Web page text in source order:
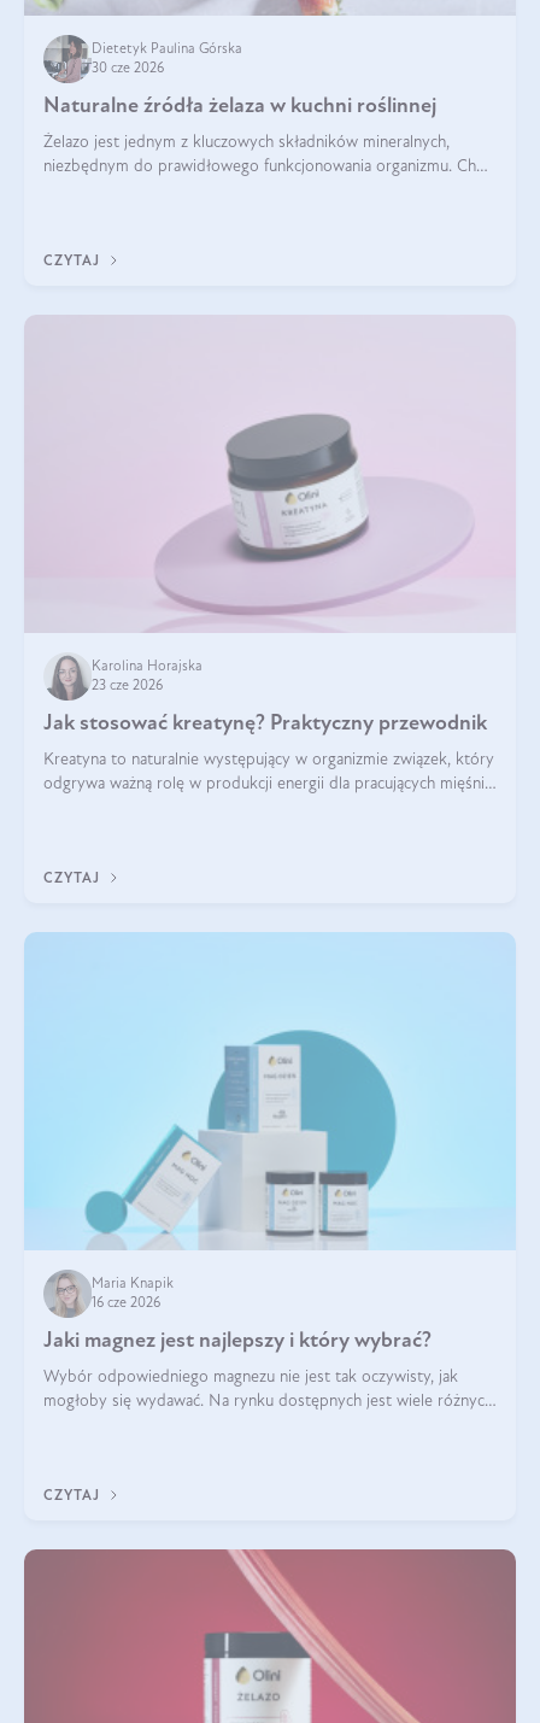
Dietetyk Paulina Górska
30 cze 2026
Naturalne źródła żelaza w kuchni roślinnej
Żelazo jest jednym z kluczowych składników mineralnych,
niezbędnym do prawidłowego funkcjonowania organizmu. Choć
CZYTAJ
Karolina Horajska
23 cze 2026
Jak stosować kreatynę? Praktyczny przewodnik
Kreatyna to naturalnie występujący w organizmie związek, który
odgrywa ważną rolę w produkcji energii dla pracujących mięśni.
CZYTAJ
Maria Knapik
16 cze 2026
Jaki magnez jest najlepszy i który wybrać?
Wybór odpowiedniego magnezu nie jest tak oczywisty, jak
mogłoby się wydawać. Na rynku dostępnych jest wiele różnych
CZYTAJ